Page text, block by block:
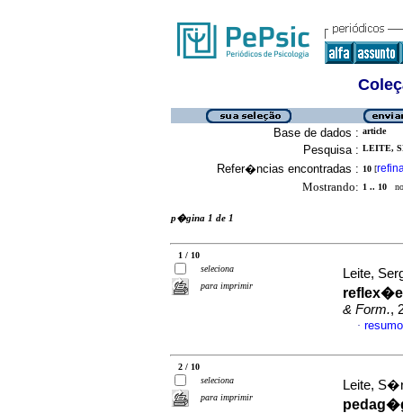
Base de dados : article
Pesquisa : LEITE,
Refer�ncias encontradas : 10 [
Mostrando: 1 .. 10
p�gina 1 de 1
1 / 10
seleciona
para imprimir
Leite,
& Form.,
·
2 / 10
seleciona
para imprimir
Leite,